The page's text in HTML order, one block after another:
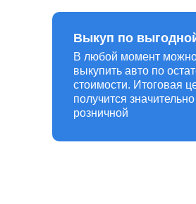
В любой момент
выкупить авто по
стоимости. Итоговая
получится
розничной
Выкуп по